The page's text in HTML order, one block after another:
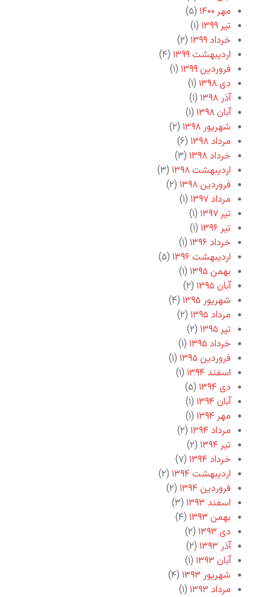
مهر ۱۴۰۰
(۵)
تیر ۱۳۹۹
(۱)
خرداد ۱۳۹۹
(۲)
اردیبهشت ۱۳۹۹
(۴)
فروردین ۱۳۹۹
(۱)
دی ۱۳۹۸
(۱)
آذر ۱۳۹۸
(۱)
آبان ۱۳۹۸
(۱)
شهریور ۱۳۹۸
(۲)
مرداد ۱۳۹۸
(۶)
خرداد ۱۳۹۸
(۳)
اردیبهشت ۱۳۹۸
(۳)
فروردین ۱۳۹۸
(۲)
مرداد ۱۳۹۷
(۱)
تیر ۱۳۹۷
(۱)
تیر ۱۳۹۶
(۱)
خرداد ۱۳۹۶
(۱)
اردیبهشت ۱۳۹۶
(۵)
بهمن ۱۳۹۵
(۱)
آبان ۱۳۹۵
(۲)
شهریور ۱۳۹۵
(۴)
مرداد ۱۳۹۵
(۲)
تیر ۱۳۹۵
(۲)
خرداد ۱۳۹۵
(۱)
فروردین ۱۳۹۵
(۱)
اسفند ۱۳۹۴
(۱)
دی ۱۳۹۴
(۵)
آبان ۱۳۹۴
(۱)
مهر ۱۳۹۴
(۱)
مرداد ۱۳۹۴
(۲)
تیر ۱۳۹۴
(۲)
خرداد ۱۳۹۴
(۷)
اردیبهشت ۱۳۹۴
(۲)
فروردین ۱۳۹۴
(۲)
اسفند ۱۳۹۳
(۳)
بهمن ۱۳۹۳
(۴)
دی ۱۳۹۳
(۲)
آذر ۱۳۹۳
(۲)
آبان ۱۳۹۳
(۱)
شهریور ۱۳۹۳
(۴)
مرداد ۱۳۹۳
(۱)